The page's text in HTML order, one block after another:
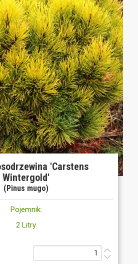
'Carstens
Wintergold'
(Pinus mugo)
Pojemnik:
2 Litry